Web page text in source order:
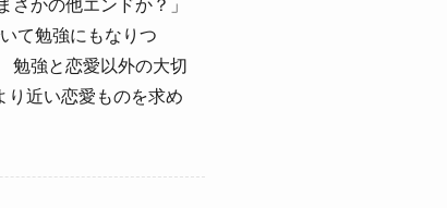
て勉強にもなりつ
勉強と恋愛以外の大切
近い恋愛ものを求め